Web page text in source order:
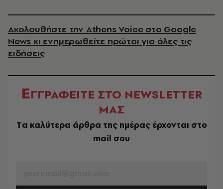
Ακολουθήστε την Athens Voice στο Google
News κι ενημερωθείτε πρώτοι για όλες τις
ειδήσεις
ΕΓΓΡΑΦΕΙΤΕ ΣΤΟ NEWSLETTER
ΜΑΣ
Tα καλύτερα άρθρα της ημέρας έρχονται στο
mail σου